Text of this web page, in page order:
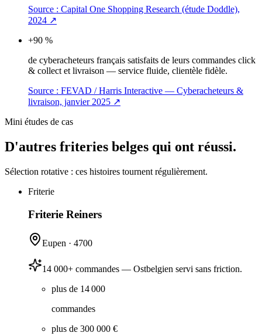
Source : Capital One Shopping Research (étude Doddle),
2024 ↗
+90 %
de cyberacheteurs français satisfaits de leurs commandes click
& collect et livraison — service fluide, clientèle fidèle.
Source : FEVAD / Harris Interactive — Cyberacheteurs &
livraison, janvier 2025 ↗
Mini études de cas
D'autres friteries belges qui ont réussi.
Sélection rotative : ces histoires tournent régulièrement.
Friterie
Friterie Reiners
Eupen · 4700
14 000+ commandes — Ostbelgien servi sans friction.
plus de 14 000
commandes
plus de 300 000 €